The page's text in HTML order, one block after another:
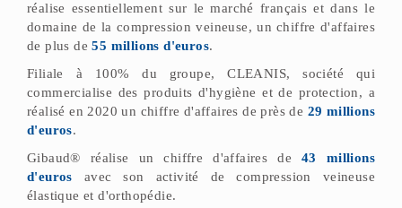
réalise essentiellement sur le marché français et dans le
domaine de la compression veineuse, un chiffre d'affaires
de plus de55 millions d'euros.
Filiale à 100% du groupe, CLEANIS, société qui
commercialise des produits d'hygiène et de protection, a
réalisé en 2020 un chiffre d'affaires de près de 29 millions
d'euros.
Gibaud® réalise un chiffre d'affaires de 43 millions
d'euros avec son activité de compression veineuse
élastique et d'orthopédie.